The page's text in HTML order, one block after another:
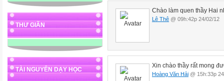
THƯ GIÃN
TÀI NGUYÊN DẠY HỌC
Chào làm quen thầy Hai
Lê Thê @ 09h:42p 24/02/12
Xin chào thầy rất mong
Hoàng Văn Hải @ 15h:33p